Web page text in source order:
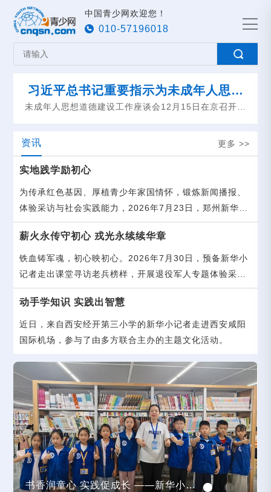
中国青少网欢迎您！
010-57196018
习近平总书记重要指示为未成年人思想
道德建设指明方向注入动力
未成年人思想道德建设工作座谈会12月15日在京召开，
资讯 更多 >>
实地践学励初心
为传承红色基因、厚植青少年家国情怀，锻炼新闻播报、
体验采访与社会实践能力，2026年7月23日，郑州新华小
记者（预备小记者）走进河南省科技赛事装备体验中心
薪火永传守初心 戎光永续续华章
铁血铸军魂，初心映初心。2026年7月30日，预备新华小
记者走出课堂寻访老兵榜样，开展退役军人专题体验采访
实践活动。
动手学知识 实践出智慧
近日，来自西安经开第三小学的新华小记者走进西安咸阳
国际机场，参与了由多方联合主办的主题文化活动。
书香润童心 实践促成长 ——新华小记者走进西安市莲湖区图书馆实践采访活动